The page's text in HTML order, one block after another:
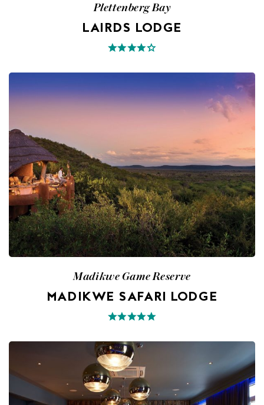
Plettenberg Bay
LAIRDS LODGE
Madikwe Game Reserve
MADIKWE SAFARI LODGE